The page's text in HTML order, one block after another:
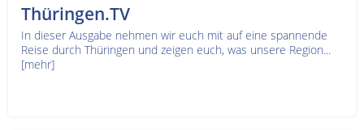
Thüringen.TV
In dieser Ausgabe nehmen wir euch mit auf eine spannende
Reise durch Thüringen und zeigen euch, was unsere Region...
[mehr]